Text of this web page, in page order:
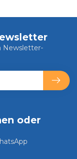
oder
Newsletter-